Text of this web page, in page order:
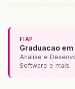
FIAP
Graduacao
Analise e
Software e mais